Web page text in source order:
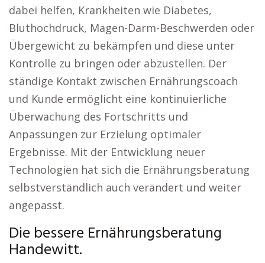
dabei helfen, Krankheiten wie Diabetes,
Bluthochdruck, Magen-Darm-Beschwerden oder
Übergewicht zu bekämpfen und diese unter
Kontrolle zu bringen oder abzustellen. Der
ständige Kontakt zwischen Ernährungscoach
und Kunde ermöglicht eine kontinuierliche
Überwachung des Fortschritts und
Anpassungen zur Erzielung optimaler
Ergebnisse. Mit der Entwicklung neuer
Technologien hat sich die Ernährungsberatung
selbstverständlich auch verändert und weiter
angepasst.
Die bessere Ernährungsberatung
Handewitt.